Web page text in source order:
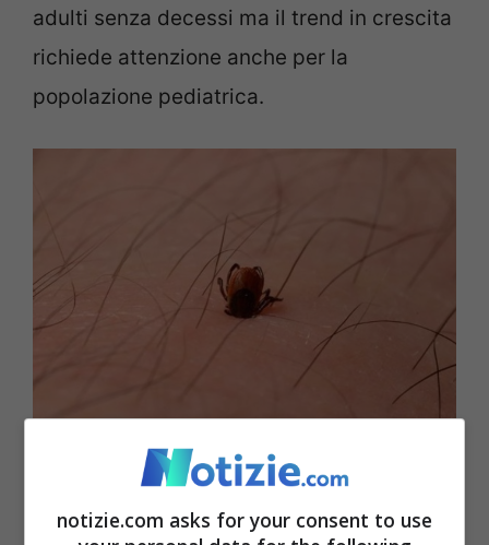
adulti senza decessi ma il trend in crescita
richiede attenzione anche per la
popolazione pediatrica.
Zanzare e zecche sono pericolose per i bambini -Ansa-
notizie.com asks for your consent to use